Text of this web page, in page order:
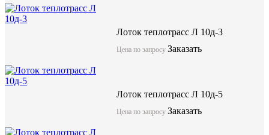
предназначены для трубопроводов различного диаметра и
обустройство с использование лотков подземных
установка внутри каналов транспортеров. Возможно
двух уложенных один на другой лотков, соединяемых между
отрезками швеллеров, которые укладывают в продольные швы
Лоток теплотрасс Л 21д-3
Лоток теплотрасс Л 10д-3
Цена по запросу Заказать
Лоток теплотрасс Л 10д-5
Цена по запросу Заказать